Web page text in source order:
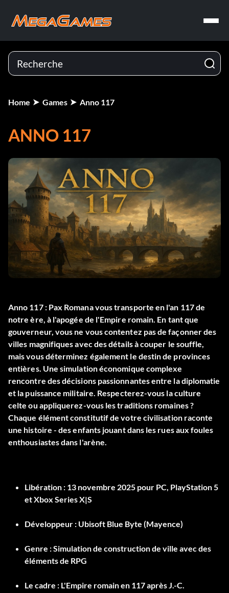
Home Games Anno 117
ANNO 117
Anno 117 : Pax Romana vous transporte en l'an 117 de
notre ère, à l'apogée de l'Empire romain. En tant que
gouverneur, vous ne vous contentez pas de façonner des
villes magnifiques avec des détails à couper le souffle,
mais vous déterminez également le destin de provinces
entières. Une simulation économique complexe
rencontre des décisions passionnantes entre la diplomatie
et la puissance militaire. Respecterez-vous la culture
celte ou appliquerez-vous les traditions romaines ?
Chaque élément constitutif de votre civilisation raconte
une histoire - des enfants jouant dans les rues aux foules
enthousiastes dans l'arène.
Libération : 13 novembre 2025 pour PC, PlayStation 5
et Xbox Series X|S
Développeur : Ubisoft Blue Byte (Mayence)
Genre :Simulation de construction de ville avec des
éléments de RPG
Le cadre : L'Empire romain en 117 après J.-C.